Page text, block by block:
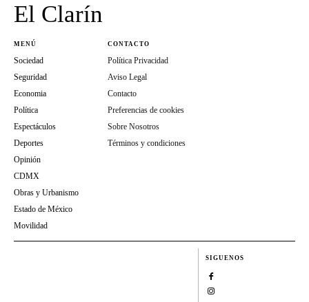
El Clarín
MENÚ
Sociedad
Seguridad
Economia
Política
Espectáculos
Deportes
Opinión
CDMX
Obras y Urbanismo
Estado de México
Movilidad
CONTACTO
Política Privacidad
Aviso Legal
Contacto
Preferencias de cookies
Sobre Nosotros
Términos y condiciones
SIGUENOS